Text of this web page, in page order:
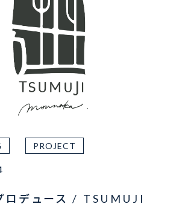
PROJECT
ロデュース / TSUMUJI